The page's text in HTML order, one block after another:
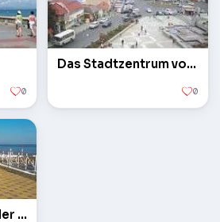
0
Das Stadtzentrum von Alushta
0
Der Weg entlang der Küste